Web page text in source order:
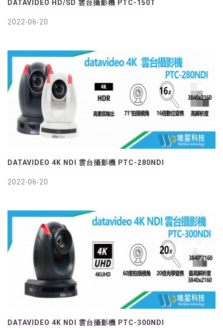
DATAVIDEO HD/SD 雲台攝影機 PTC-150T
2022-06-20
DATAVIDEO 4K NDI 雲台攝影機 PTC-280NDI
2022-06-20
DATAVIDEO 4K NDI 雲台攝影機 PTC-300NDI